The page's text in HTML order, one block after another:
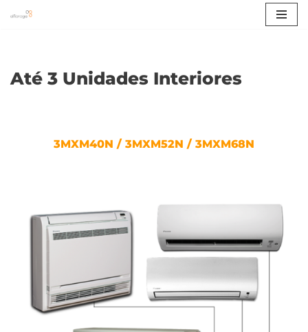
o
conteúdo
Até 3 Unidades Interiores
3MXM40N / 3MXM52N / 3MXM68N